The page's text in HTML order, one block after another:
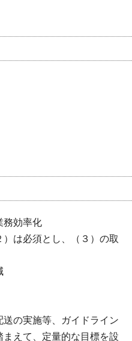
務効率化
は必須とし、（３）の取
の実施等、ガイドライン
えて、定量的な目標を設